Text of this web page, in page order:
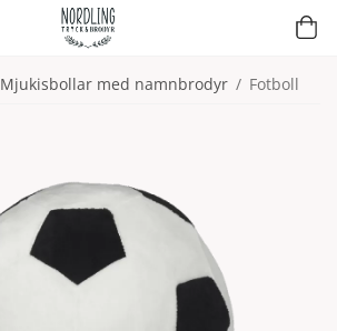
Mjukisbollar med namnbrodyr / Fotboll